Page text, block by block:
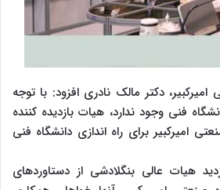
دکتر مالک نادری افزود: با توجه
فنی وجود ندارد، هیات بازدیده کننده
امیرکبیر برای راه اندازی دانشگاه فنی
هیات عالی بنگلادشی از دستاوردهای